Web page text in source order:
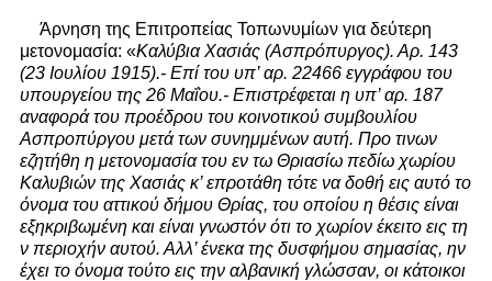
Άρνηση της Επιτροπείας Τοπωνυμίων για δεύτερη
μετονομασία: «Καλύβια Χασιάς (Ασπρόπυργος). Αρ. 143
(23 Ιουλίου 1915).- Επί του υπ’ αρ. 22466 εγγράφου του
υπουργείου της 26 Μαΐου.- Επιστρέφεται η υπ’ αρ. 187
αναφορά του προέδρου του κοινοτικού συμβουλίου
Ασπροπύργου μετά των συνημμένων αυτή. Προ τινων
εζητήθη η μετονομασία του εν τω Θριασίω πεδίω χωρίου
Καλυβιών της Χασιάς κ’ επροτάθη τότε να δοθή εις αυτό το
όνομα του αττικού δήμου Θρίας, του οποίου η θέσις είναι
εξηκριβωμένη και είναι γνωστόν ότι το χωρίον έκειτο εις τη
ν περιοχήν αυτού. Αλλ’ ένεκα της δυσφήμου σημασίας, ην
έχει το όνομα τούτο εις την αλβανική γλώσσαν, οι κάτοικοι